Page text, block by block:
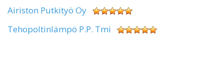
Airiston Putkityö Oy
Tehopoltinlämpö P.P. Tmi